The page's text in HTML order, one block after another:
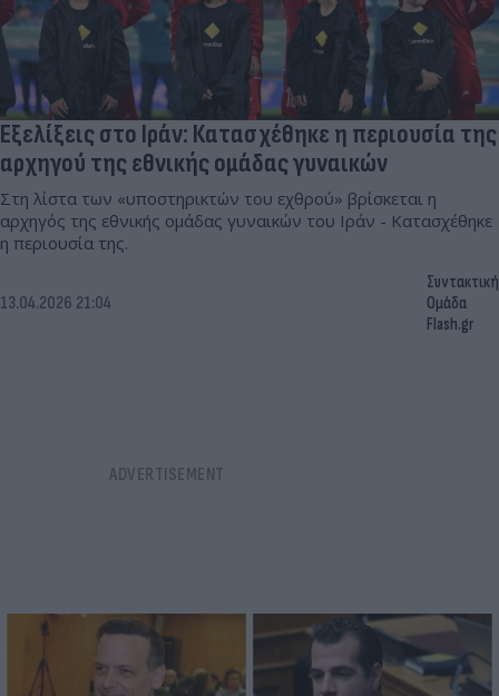
Εξελίξεις στο Ιράν: Κατασχέθηκε η περιουσία της
αρχηγού της εθνικής ομάδας γυναικών
Στη λίστα των «υποστηρικτών του εχθρού» βρίσκεται η
αρχηγός της εθνικής ομάδας γυναικών του Ιράν - Κατασχέθηκε
η περιουσία της.
13.04.2026 21:04
Συντακτική
Ομάδα
Flash.gr